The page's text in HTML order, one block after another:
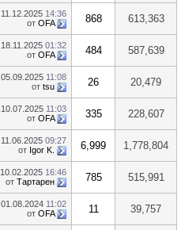
11.12.2025 14:36
от OFA 868 613,363
18.11.2025 01:32
от OFA 484 587,639
05.09.2025 11:08
от tsu 26 20,479
10.07.2025 11:03
от OFA 335 228,607
11.06.2025 09:27
от Igor K. 6,999 1,778,804
10.02.2025 16:46
от Тартарен 785 515,991
01.08.2024 11:02
от OFA 11 39,757